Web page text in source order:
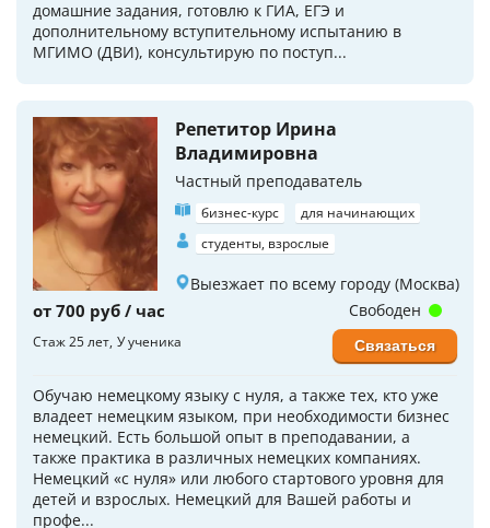
домашние задания, готовлю к ГИА, ЕГЭ и
дополнительному вступительному испытанию в
МГИМО (ДВИ), консультирую по поступ...
Репетитор Ирина
Владимировна
Частный преподаватель
бизнес-курс
для начинающих
студенты, взрослые
Выезжает по всему городу (Москва)
от 700 руб / час
Стаж 25 лет У ученика
Обучаю немецкому языку с нуля, а также тех, кто уже
владеет немецким языком, при необходимости бизнес
немецкий. Есть большой опыт в преподавании, а
также практика в различных немецких компаниях.
Немецкий «с нуля» или любого стартового уровня для
детей и взрослых. Немецкий для Вашей работы и
профе...
Свободен
Связаться